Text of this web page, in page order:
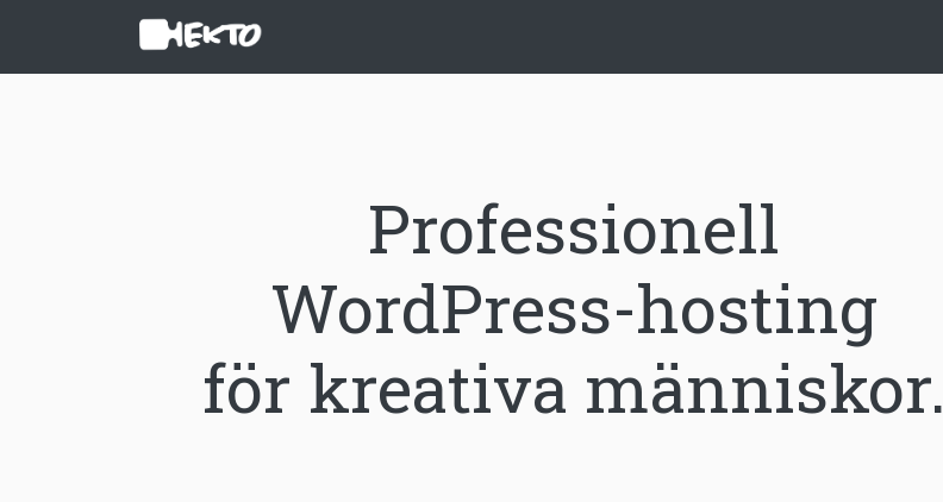
Professionell
WordPress-hosting
för kreativa människor.